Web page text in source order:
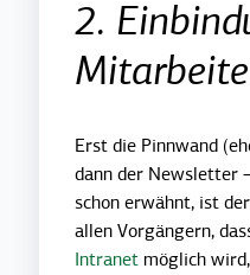
2.
Erst die Pinnwand
dann der Newsletter
schon erwähnt, ist
allen Vorgängern,
Intranet möglich